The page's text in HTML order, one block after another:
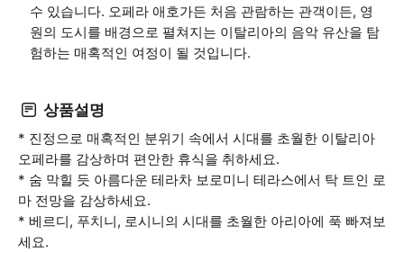
수 있습니다. 오페라 애호가든 처음 관람하는 관객이든, 영
원의 도시를 배경으로 펼쳐지는 이탈리아의 음악 유산을 탐
험하는 매혹적인 여정이 될 것입니다.
상품설명
* 진정으로 매혹적인 분위기 속에서 시대를 초월한 이탈리아
오페라를 감상하며 편안한 휴식을 취하세요.
* 숨 막힐 듯 아름다운 테라차 보로미니 테라스에서 탁 트인 로
마 전망을 감상하세요.
* 베르디, 푸치니, 로시니의 시대를 초월한 아리아에 푹 빠져보
세요.